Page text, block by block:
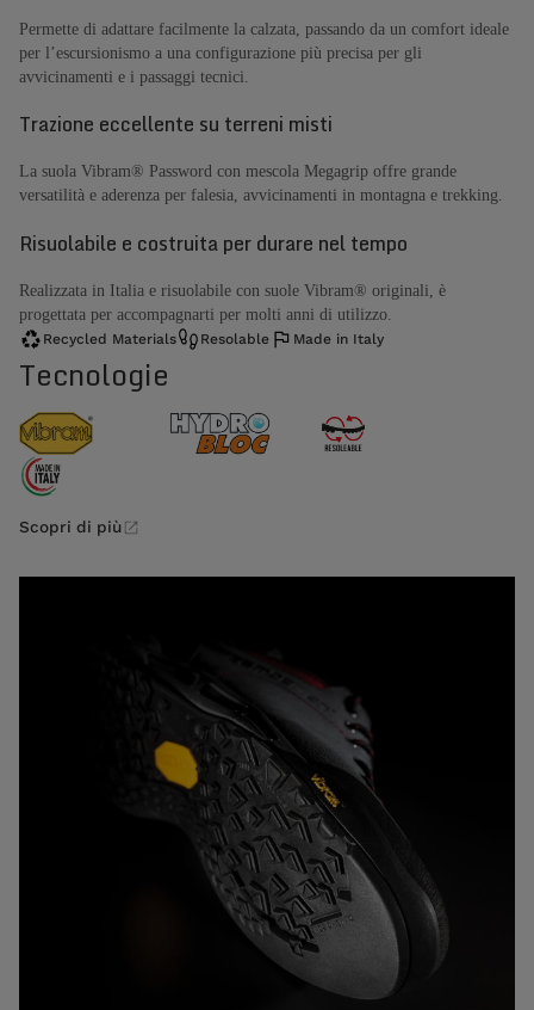
Permette di adattare facilmente la calzata, passando da un comfort ideale
per l’escursionismo a una configurazione più precisa per gli
avvicinamenti e i passaggi tecnici.
Trazione eccellente su terreni misti
La suola Vibram® Password con mescola Megagrip offre grande
versatilità e aderenza per falesia, avvicinamenti in montagna e trekking.
Risuolabile e costruita per durare nel tempo
Realizzata in Italia e risuolabile con suole Vibram® originali, è
progettata per accompagnarti per molti anni di utilizzo.
Recycled Materials Resolable Made in Italy
Tecnologie
Scopri di più